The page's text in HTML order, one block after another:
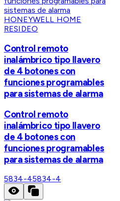
HONEYWELL HOME
RESIDEO
Control remoto
inalámbrico tipo llavero
de 4 botones con
funciones programables
para sistemas de alarma
Control remoto
inalámbrico tipo llavero
de 4 botones con
funciones programables
para sistemas de alarma
5834-45834-4